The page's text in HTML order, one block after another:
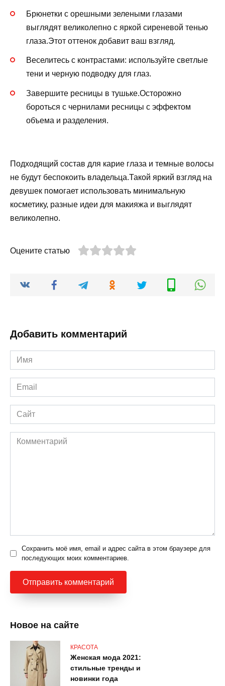
Брюнетки с орешными зелеными глазами
выглядят великолепно с яркой сиреневой тенью
глаза.Этот оттенок добавит ваш взгляд.
Веселитесь с контрастами: используйте светлые
тени и черную подводку для глаз.
Завершите ресницы в тушьке.Осторожно
бороться с чернилами ресницы с эффектом
объема и разделения.
Подходящий состав для карие глаза и темные волосы
не будут беспокоить владельца.Такой яркий взгляд на
девушек помогает использовать минимальную
косметику, разные идеи для макияжа и выглядят
великолепно.
Оцените статью
Добавить комментарий
Имя
*
Email
*
Сайт
Комментарий
Сохранить моё имя, email и адрес сайта в этом браузере для
последующих моих комментариев.
Новое на сайте
КРАСОТА
Женская мода 2021:
стильные тренды и
новинки года